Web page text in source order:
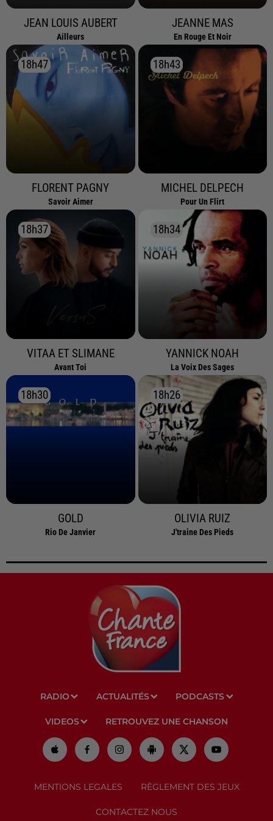
JEAN LOUIS AUBERT
Ailleurs
JEANNE MAS
En Rouge Et Noir
18h47
18h47
FLORENT PAGNY
Savoir Aimer
18h43
18h43
MICHEL DELPECH
Pour Un Flirt
18h37
18h37
VITAA ET SLIMANE
Avant Toi
18h34
18h34
YANNICK NOAH
La Voix Des Sages
18h30
18h30
GOLD
Rio De Janvier
18h26
18h26
OLIVIA RUIZ
J'traine Des Pieds
RADIO ACTUALITÉS PODCASTS
VIDEOS RETROUVEZ UNE CHANSON
MENTIONS LEGALES RÈGLEMENT DES JEUX
CONTACTEZ NOUS